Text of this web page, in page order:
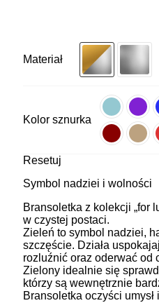
Materiał
Kolor sznurka
Resetuj
Symbol nadziei i wolności
Bransoletka z kolekcji „for
w czystej postaci.
Zieleń to symbol nadziei,
szczęście. Działa
rozluźnić oraz oderwać od
Zielony idealnie się
którzy są wewnętrznie
Bransoletka oczyści umysł